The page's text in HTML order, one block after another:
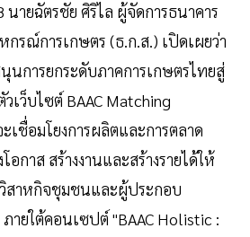
ายฉัตรชัย ศิริไล ผู้จัดการธนาคาร
กรณ์การเกษตร (ธ.ก.ส.) เปิดเผยว่า
การยกระดับภาคการเกษตรไทยสู่
เว็บไซต์ BAAC Matching
ชื่อมโยงการผลิตและการตลาด
อกาส สร้างงานและสร้างรายได้ให้
สาหกิจชุมชนและผู้ประกอบ
ภายใต้คอนเซปต์ "BAAC Holistic :